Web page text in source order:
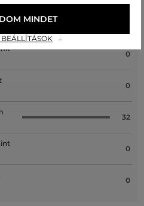
ÉRTÉKELT MÉRETEK
0
0
32
0
0
BEÁLLÍTÁSOK
MINDET